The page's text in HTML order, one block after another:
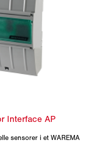
sensorer i et WAREMA